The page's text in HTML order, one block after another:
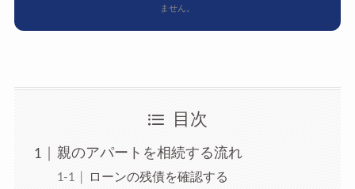
ません。
目次
親のアパートを相続する流れ
ローンの残債を確認する